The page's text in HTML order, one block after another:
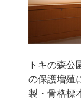
トキの森
の保護増殖
製・骨格標